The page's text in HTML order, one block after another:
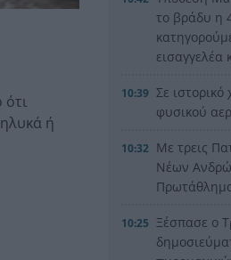
ή
το βράδυ η
εισαγγελέα
10:39 Σε
φυσικού
10:32 Με τρεις
Νέων
10:25 Ξέσπασε ο